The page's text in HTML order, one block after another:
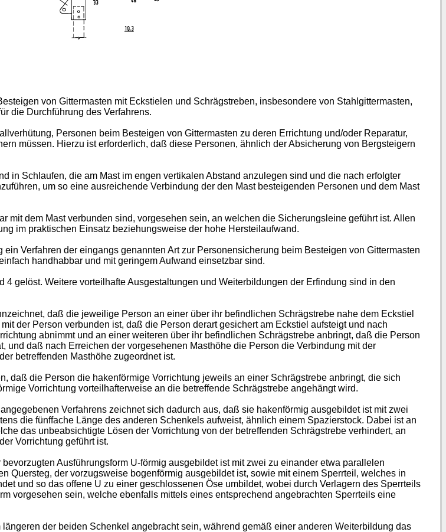
von Gittermasten mit Eckstielen und Schrägstreben, insbesondere von Stahlgittermasten,
die Durchführung des Verfahrens.
Personen beim Besteigen von Gittermasten zu deren Errichtung und/oder Reparatur,
müssen. Hierzu ist erforderlich, daß diese Personen, ähnlich der Absicherung von Bergsteigern
in Schlaufen, die am Mast im engen vertikalen Abstand anzulegen sind und die nach erfolgter
um so eine ausreichende Verbindung der den Mast besteigenden Personen und dem Mast
mit dem Mast verbunden sind, vorgesehen sein, an welchen die Sicherungsleine geführt ist. Allen
im praktischen Einsatz beziehungsweise der hohe Hersteilaufwand.
Verfahren der eingangs genannten Art zur Personensicherung beim Besteigen von Gittermasten
handhabbar und mit geringem Aufwand einsetzbar sind.
gelöst. Weitere vorteilhafte Ausgestaltungen und Weiterbildungen der Erfindung sind in den
daß die jeweilige Person an einer über ihr befindlichen Schrägstrebe nahe dem Eckstiel
der Person verbunden ist, daß die Person derart gesichert am Eckstiel aufsteigt und nach
abnimmt und an einer weiteren über ihr befindlichen Schrägstrebe anbringt, daß die Person
daß nach Erreichen der vorgesehenen Masthöhe die Person die Verbindung mit der
betreffenden Masthöhe zugeordnet ist.
daß die Person die hakenförmige Vorrichtung jeweils an einer Schrägstrebe anbringt, die sich
Vorrichtung vorteilhafterweise an die betreffende Schrägstrebe angehängt wird.
Verfahrens zeichnet sich dadurch aus, daß sie hakenförmig ausgebildet ist mit zwei
die fünffache Länge des anderen Schenkels aufweist, ähnlich einem Spazierstock. Dabei ist an
das unbeabsichtigte Lösen der Vorrichtung von der betreffenden Schrägstrebe verhindert, an
Vorrichtung geführt ist.
Ausführungsform U-förmig ausgebildet ist mit zwei zu einander etwa parallelen
Quersteg, der vorzugsweise bogenförmig ausgebildet ist, sowie mit einem Sperrteil, welches in
und so das offene U zu einer geschlossenen Öse umbildet, wobei durch Verlagern des Sperrteils
vorgesehen sein, welche ebenfalls mittels eines entsprechend angebrachten Sperrteils eine
der beiden Schenkel angebracht sein, während gemäß einer anderen Weiterbildung das